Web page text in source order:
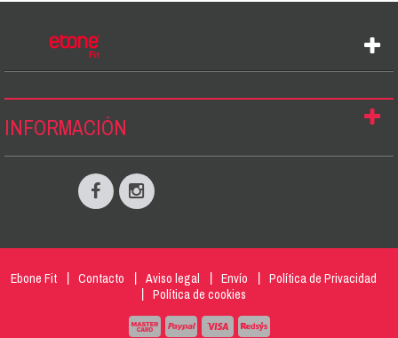
INFORMACIÓN
Ebone Fit Contacto Aviso legal Envío
Política de Privacidad
Política de cookies